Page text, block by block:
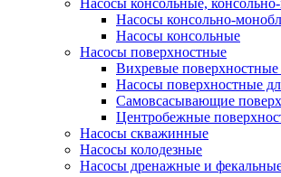
Насосы консольные,
Насосы консольно-
Насосы консольные
Насосы поверхностные
Вихревые поверхностные
Насосы поверхностные
Самовсасывающие
Центробежные
Насосы скважинные
Насосы колодезные
Насосы дренажные и